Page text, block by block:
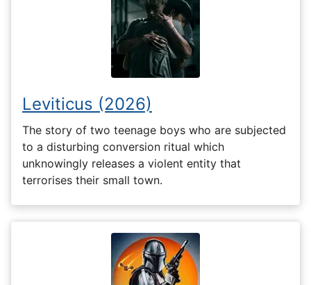
Leviticus (2026)
The story of two teenage boys who are subjected
to a disturbing conversion ritual which
unknowingly releases a violent entity that
terrorises their small town.